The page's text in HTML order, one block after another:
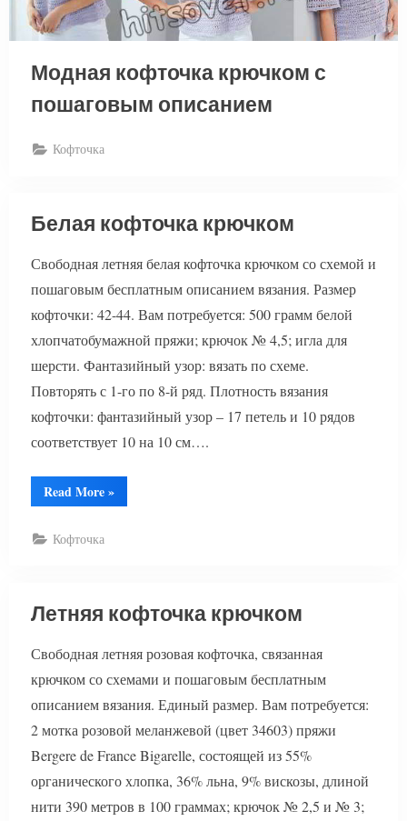
Модная кофточка крючком с
пошаговым описанием
Кофточка
Белая кофточка крючком
Свободная летняя белая кофточка крючком со схемой и
пошаговым бесплатным описанием вязания. Размер
кофточки: 42-44. Вам потребуется: 500 грамм белой
хлопчатобумажной пряжи; крючок № 4,5; игла для
шерсти. Фантазийный узор: вязать по схеме.
Повторять с 1-го по 8-й ряд. Плотность вязания
кофточки: фантазийный узор – 17 петель и 10 рядов
соответствует 10 на 10 см….
Read More“Белая
кофточка
»
Кофточка
Летняя кофточка крючком
Свободная летняя розовая кофточка, связанная
крючком со схемами и пошаговым бесплатным
описанием вязания. Единый размер. Вам потребуется:
2 мотка розовой меланжевой (цвет 34603) пряжи
Bergere de France Bigarelle, состоящей из 55%
органического хлопка, 36% льна, 9% вискозы, длиной
нити 390 метров в 100 граммах; крючок № 2,5 и № 3;